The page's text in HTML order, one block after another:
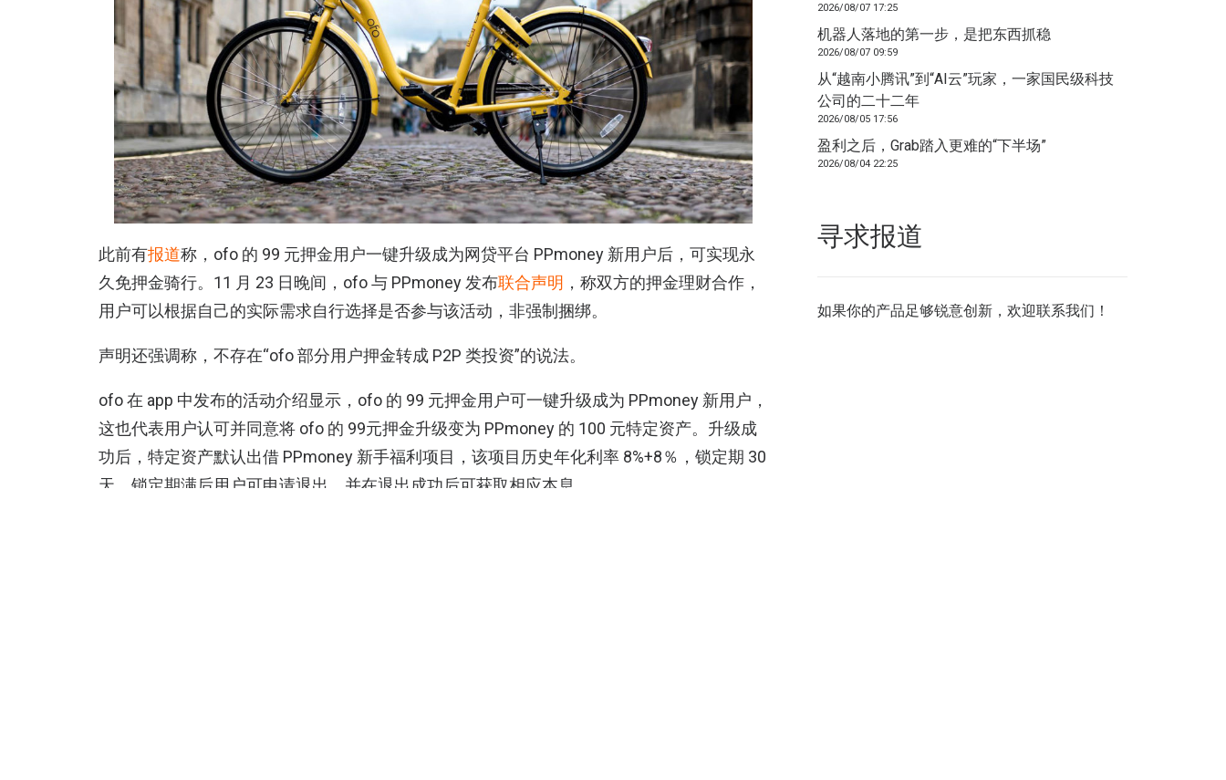
此前有报道称，ofo 的 99 元押金用户一键升级成为网贷平台 PPmoney 新用户后，可实现永
久免押金骑行。11 月 23 日晚间，ofo 与 PPmoney 发布联合声明 ，称双方的押金理财合作，
用户可以根据自己的实际需求自行选择是否参与该活动，非强制捆绑。
声明还强调称，不存在“ofo 部分用户押金转成 P2P 类投资”的说法。
ofo 在 app 中发布的活动介绍显示，ofo 的 99 元押金用户可一键升级成为 PPmoney 新用户，
这也代表用户认可并同意将 ofo 的 99元押金升级变为 PPmoney 的 100 元特定资产。升级成
功后，特定资产默认出借 PPmoney 新手福利项目，该项目历史年化利率 8%+8％，锁定期 30
天，锁定期满后用户可申请退出，并在退出成功后可获取相应本息。
2026/08/07 17:25
机器人落地的第一步，是把东西抓稳
2026/08/07 09:59
从“越南小腾讯”到“AI云”玩家，一家国民级科技
公司的二十二年
2026/08/05 17:56
盈利之后，Grab踏入更难的“下半场”
2026/08/04 22:25
寻求报道
如果你的产品足够锐意创新，欢迎联系我们 ！